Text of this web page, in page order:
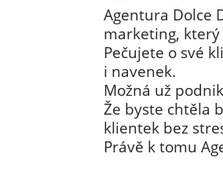
Agentura Dolce
marketing,
Pečujete o své
i navenek.
Možná už
Že byste chtěla
klientek bez
Právě k tomu